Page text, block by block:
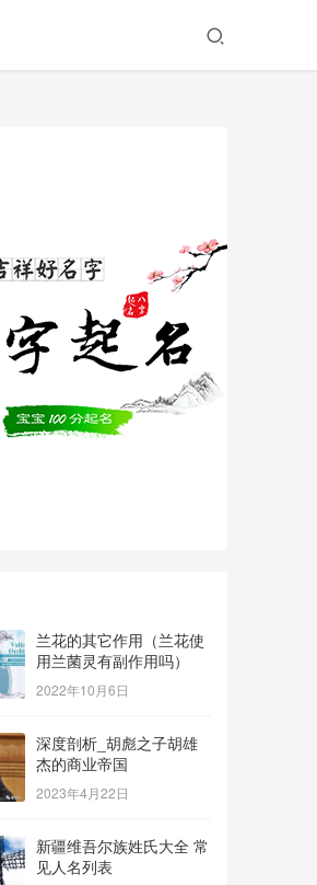
兰花的其它作用（兰花使
用兰菌灵有副作用吗）
2022年10月6日
深度剖析_胡彪之子胡雄
杰的商业帝国
2023年4月22日
新疆维吾尔族姓氏大全 常
见人名列表